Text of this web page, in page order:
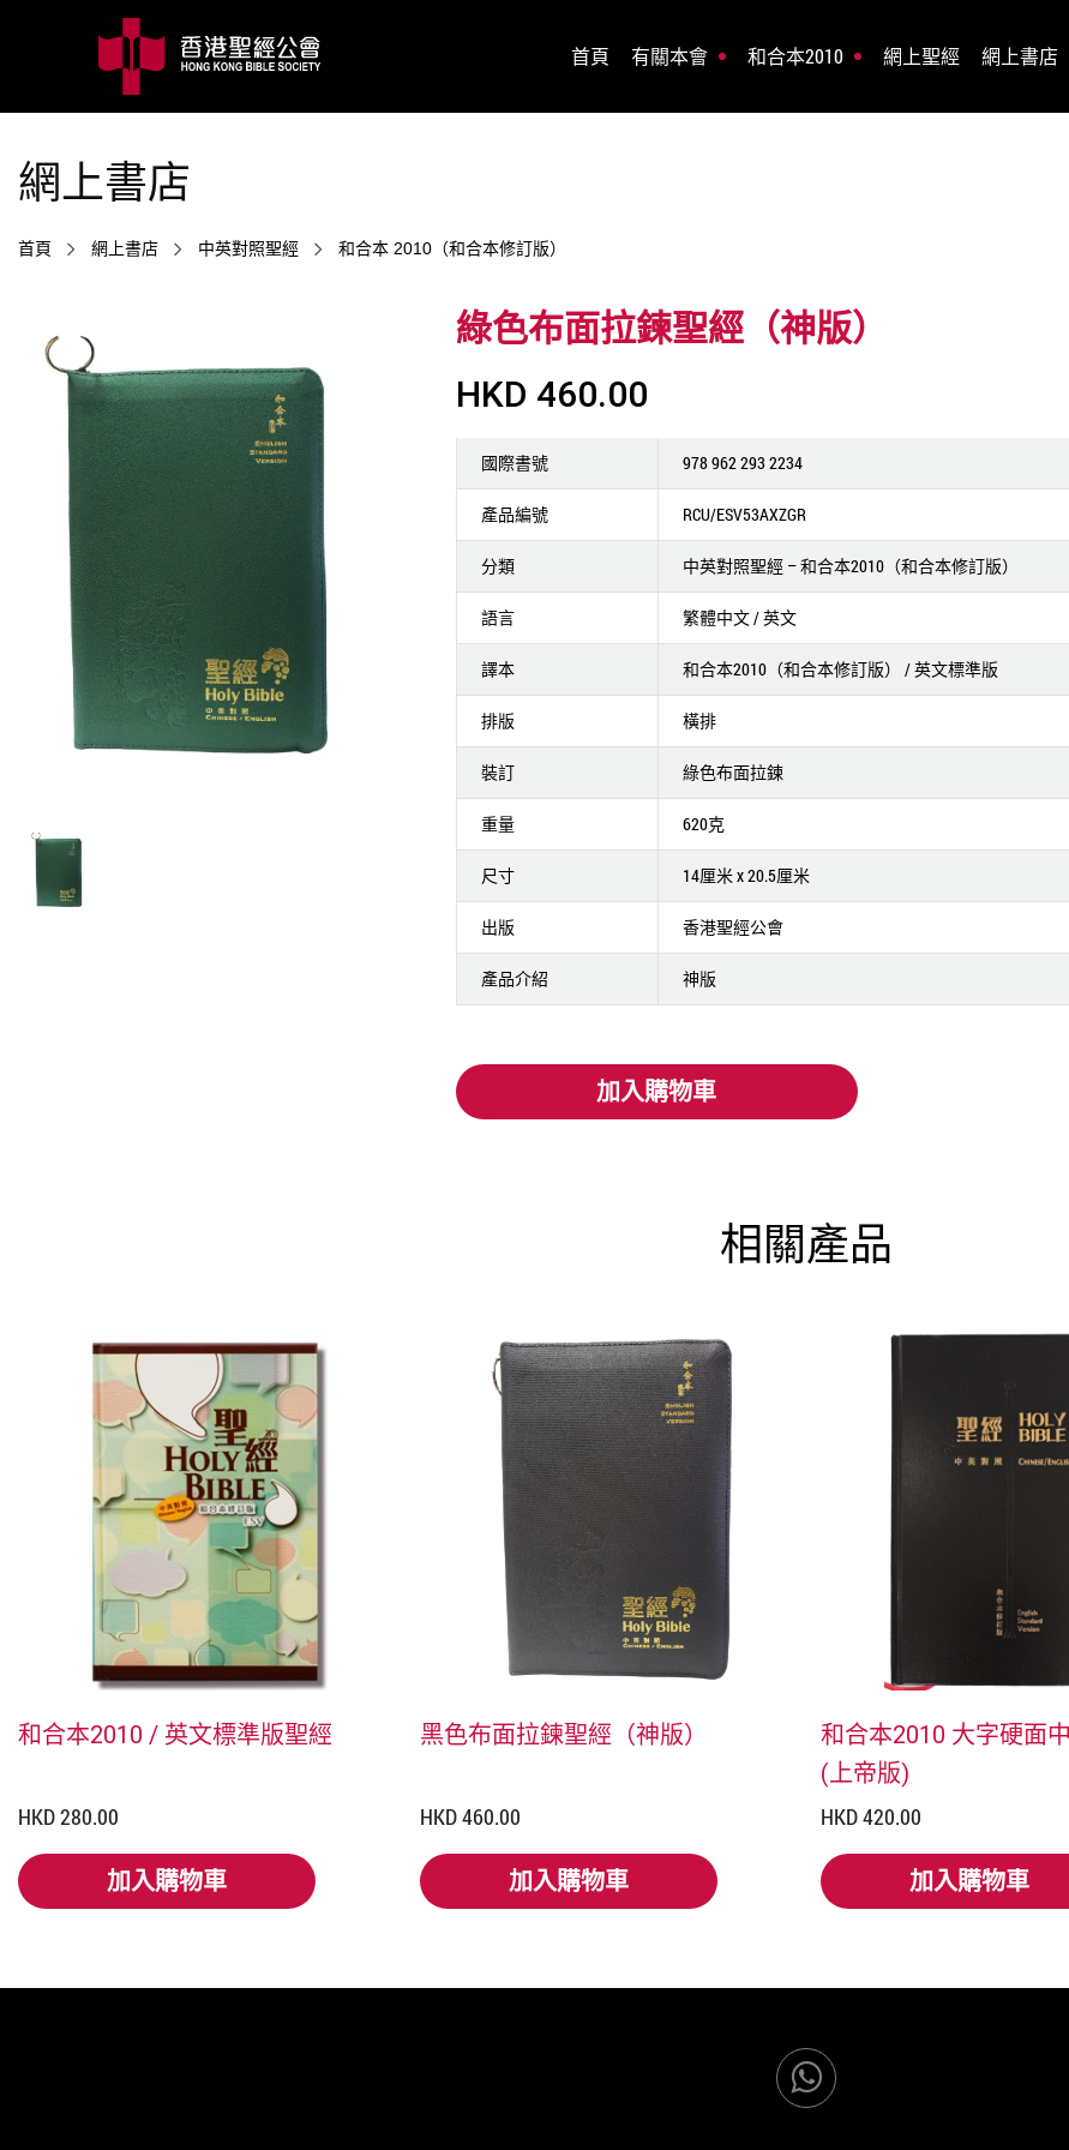
首頁 有關本會 和合本2010 網上聖經 網上書店
網上書店
首頁 網上書店 中英對照聖經 和合本 2010（和合本修訂版）
綠色布面拉鍊聖經（神版）
HKD 460.00
國際書號 978 962 293 2234
產品編號 RCU/ESV53AXZGR
分類 中英對照聖經 – 和合本2010（和合本修訂版）
語言 繁體中文 / 英文
譯本 和合本2010（和合本修訂版） / 英文標準版
排版 橫排
裝訂 綠色布面拉鍊
重量 620克
尺寸 14厘米 x 20.5厘米
出版 香港聖經公會
產品介紹 神版
加入購物車
加入購物車
相關產品
和合本2010 / 英文標準版聖經
HKD 280.00
加入購物車
加入購物車
黑色布面拉鍊聖經（神版）
HKD 460.00
加入購物車
加入購物車
和合本2010 大字硬面
(上帝版)
HKD 420.00
加入購物車
加入購物車